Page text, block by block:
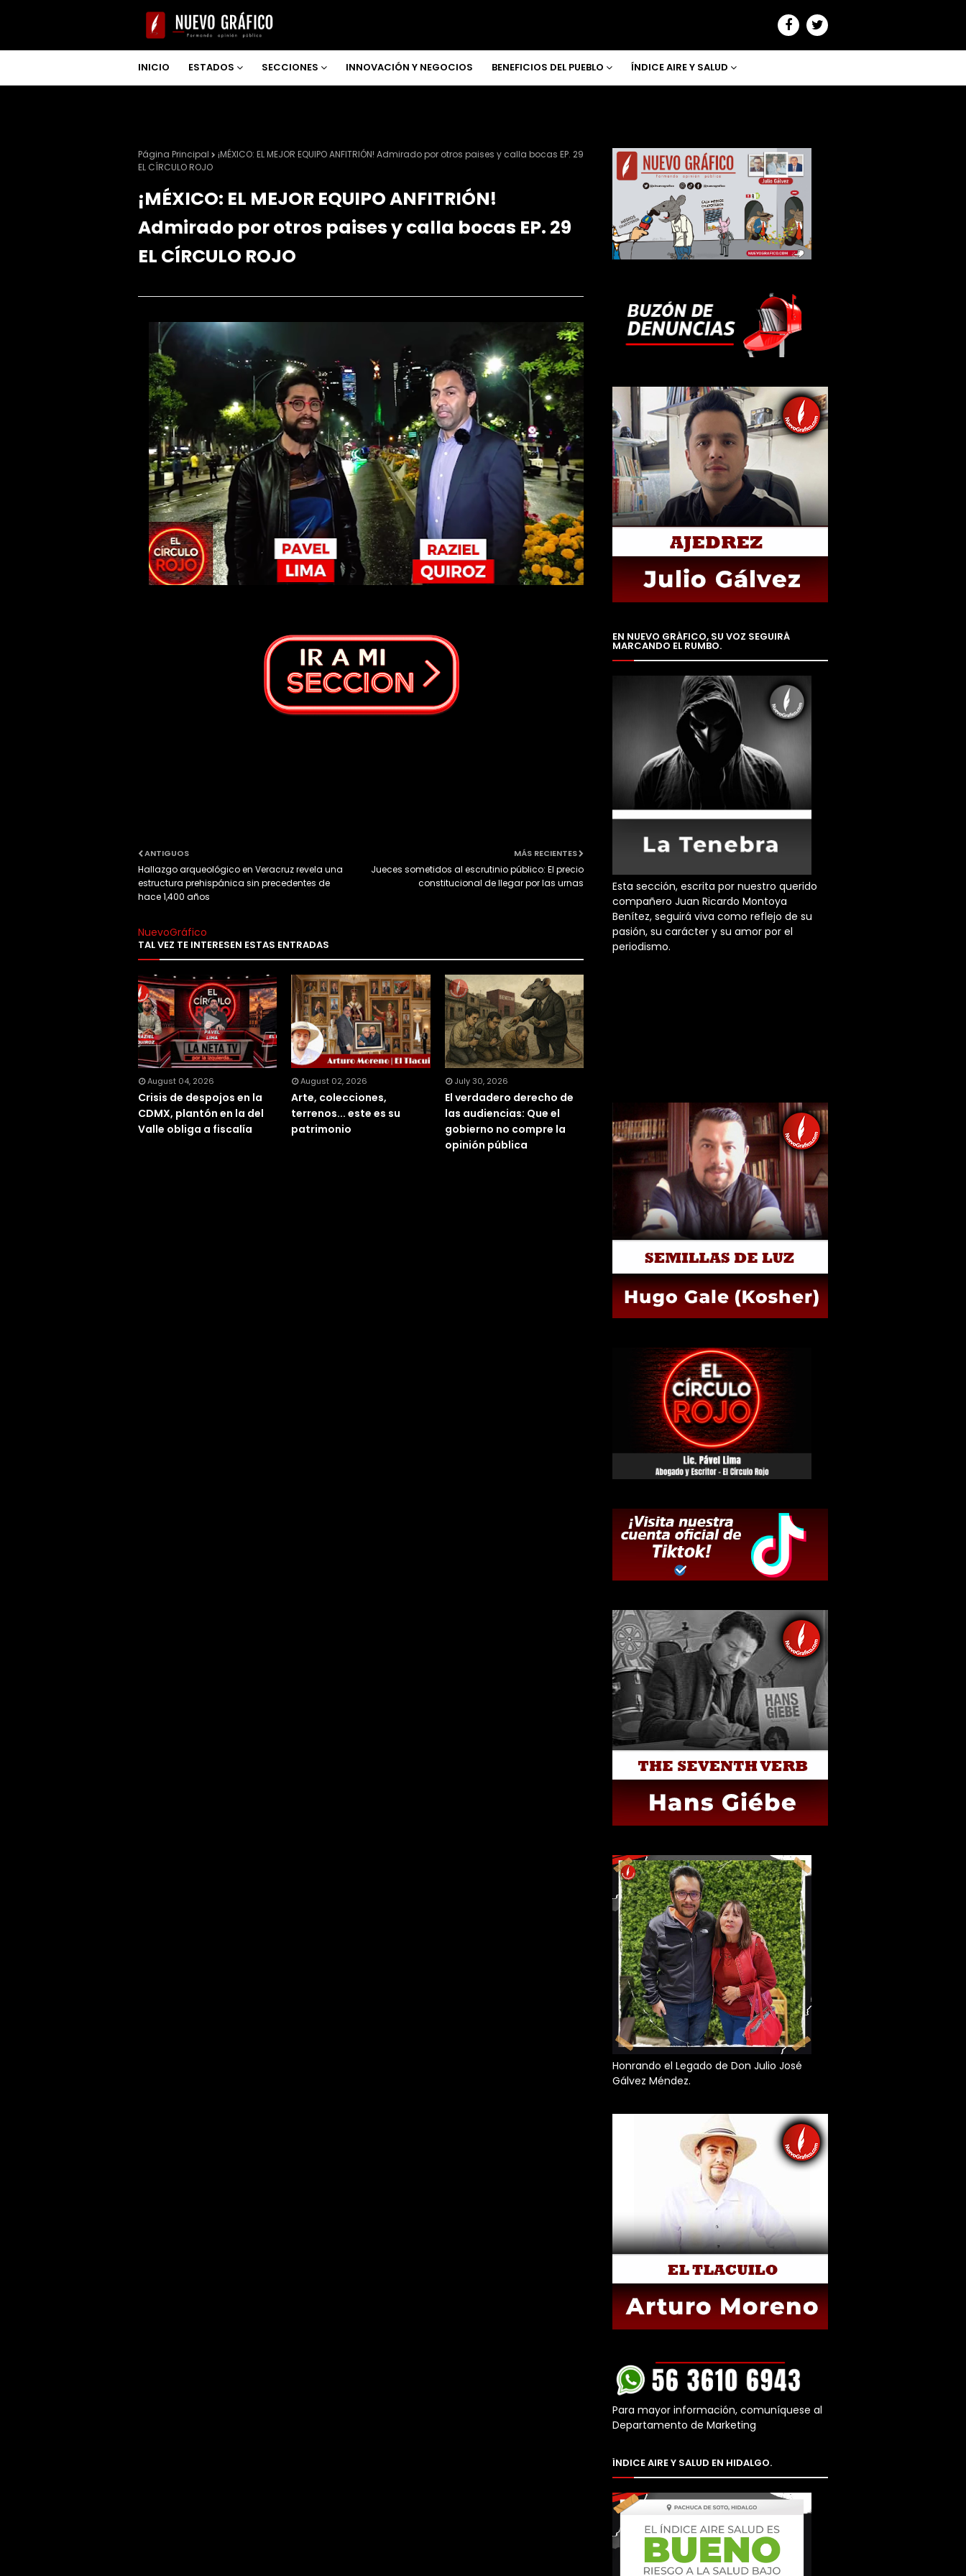
INICIO ESTADOS SECCIONES INNOVACIÓN Y NEGOCIOS BENEFICIOS DEL PUEBLO ÍNDICE AIRE Y SALUD
Página Principal
¡MÉXICO: EL MEJOR EQUIPO ANFITRIÓN! Admirado por otros paises y calla bocas EP. 29
EL CÍRCULO ROJO
¡MÉXICO: EL MEJOR EQUIPO ANFITRIÓN!
Admirado por otros paises y calla bocas EP. 29
EL CÍRCULO ROJO
MÁS RECIENTES
Jueces sometidos al escrutinio público: El precio
constitucional de llegar por las urnas
ANTIGUOS
Hallazgo arqueológico en Veracruz revela una
estructura prehispánica sin precedentes de
hace 1,400 años
NuevoGráfico
TAL VEZ TE INTERESEN ESTAS ENTRADAS
August 04, 2026
Crisis de despojos en la
CDMX, plantón en la del
Valle obliga a fiscalía
August 02, 2026
Arte, colecciones,
terrenos... este es su
patrimonio
July 30, 2026
El verdadero derecho de
las audiencias: Que el
gobierno no compre la
opinión pública
EN NUEVO GRÁFICO, SU VOZ SEGUIRÁ
MARCANDO EL RUMBO.
Esta sección, escrita por nuestro querido
compañero Juan Ricardo Montoya
Benítez, seguirá viva como reflejo de su
pasión, su carácter y su amor por el
periodismo.
Honrando el Legado de Don Julio José
Gálvez Méndez.
Para mayor información, comuníquese al
Departamento de Marketing
ÍNDICE AIRE Y SALUD EN HIDALGO.